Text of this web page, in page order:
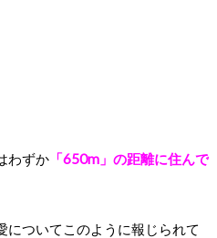
わずか「650m」の距離に住んで
についてこのように報じられて